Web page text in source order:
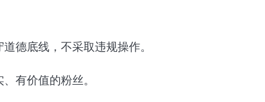
德底线，不采取违规操作。
有价值的粉丝。